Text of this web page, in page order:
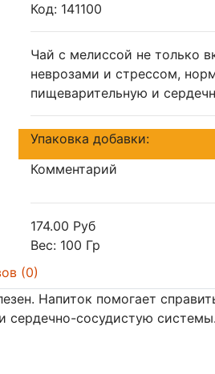
Код: 141100
Чай с мелиссой не только
неврозами и стрессом,
пищеварительную и
Упаковка добавки:
Комментарий
174.00 Руб
Вес: 100 Гр
(0)
Напиток помогает
сердечно-сосудистую системы.